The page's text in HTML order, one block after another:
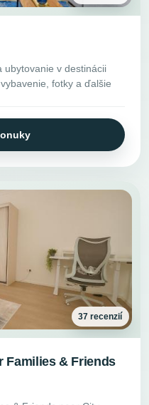
ubytovanie v destinácii
fotky a ďalšie
37 recenzií
Families & Friends